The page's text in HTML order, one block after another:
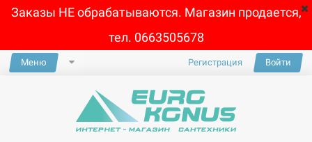
Заказы НЕ обрабатываются. Магазин продается,
тел. 0663505678
Меню Регистрация Войти